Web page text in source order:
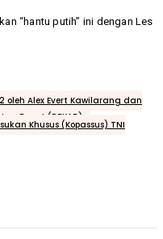
“hantu putih” ini dengan Les
oleh Alex Evert Kawilarang dan
Darat (RPKAD)
Khusus (Kopassus) TNI